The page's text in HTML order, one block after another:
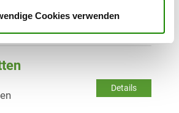
Cookies verwendenDetails
Details